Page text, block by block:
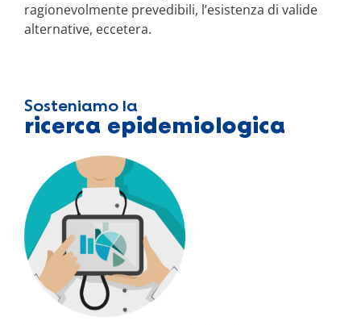
ragionevolmente prevedibili, l’esistenza di valide
alternative, eccetera.
Sosteniamo la
ricerca epidemiologica